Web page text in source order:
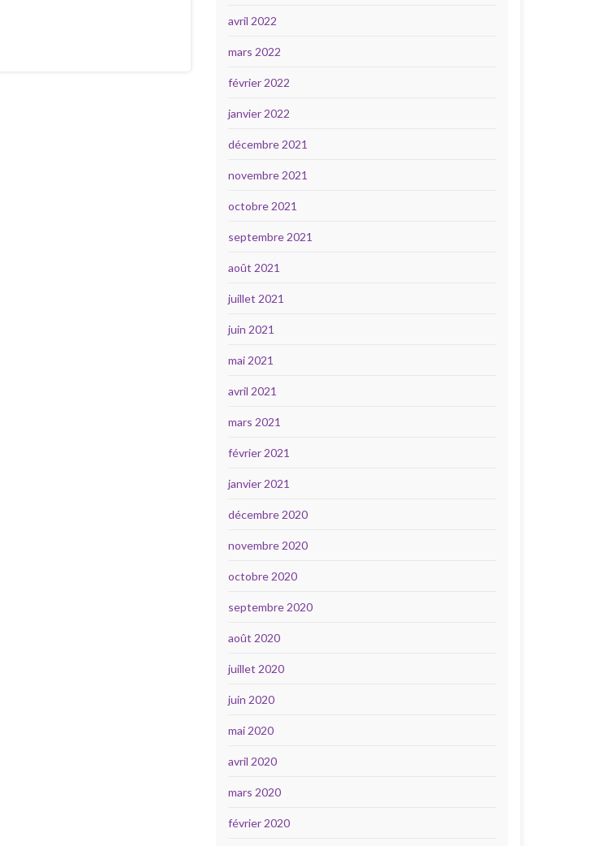
avril 2022
mars 2022
février 2022
janvier 2022
décembre 2021
novembre 2021
octobre 2021
septembre 2021
août 2021
juillet 2021
juin 2021
mai 2021
avril 2021
mars 2021
février 2021
janvier 2021
décembre 2020
novembre 2020
octobre 2020
septembre 2020
août 2020
juillet 2020
juin 2020
mai 2020
avril 2020
mars 2020
février 2020